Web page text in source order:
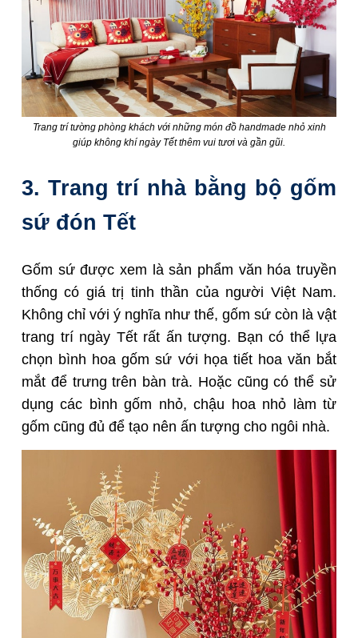
Trang trí tường phòng khách với những món đồ handmade nhỏ xinh
giúp không khí ngày Tết thêm vui tươi và gần gũi.
3. Trang trí nhà bằng bộ gốm
sứ đón Tết
Gốm sứ được xem là sản phẩm văn hóa truyền
thống có giá trị tinh thần của người Việt Nam.
Không chỉ với ý nghĩa như thế, gốm sứ còn là vật
trang trí ngày Tết rất ấn tượng. Bạn có thể lựa
chọn bình hoa gốm sứ với họa tiết hoa văn bắt
mắt để trưng trên bàn trà. Hoặc cũng có thể sử
dụng các bình gốm nhỏ, chậu hoa nhỏ làm từ
gốm cũng đủ để tạo nên ấn tượng cho ngôi nhà.